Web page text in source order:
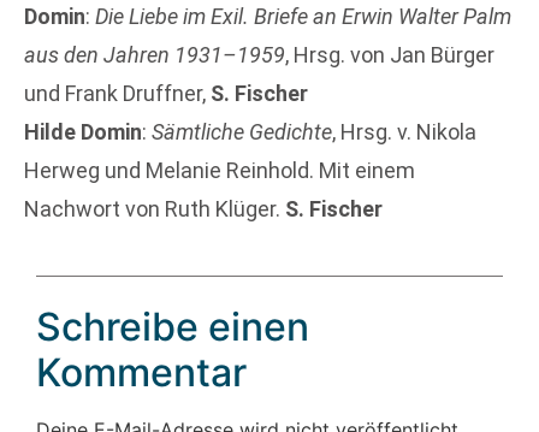
Domin: Die Liebe im Exil. Briefe an Erwin Walter Palm
aus den Jahren 1931–1959, Hrsg. von Jan Bürger
und Frank Druffner, S. Fischer
Hilde Domin: Sämtliche Gedichte, Hrsg. v. Nikola
Herweg und Melanie Reinhold. Mit einem
Nachwort von Ruth Klüger. S. Fischer
Schreibe einen
Kommentar